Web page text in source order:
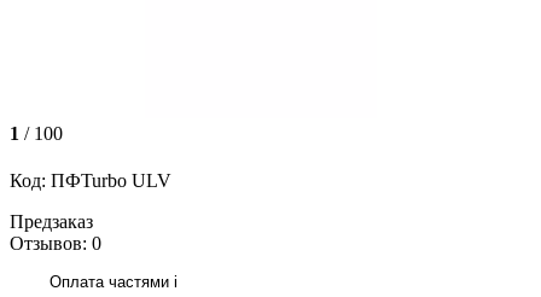
1 / 100
Код: ПФTurbo ULV
Предзаказ
Отзывов: 0
Оплата частями i